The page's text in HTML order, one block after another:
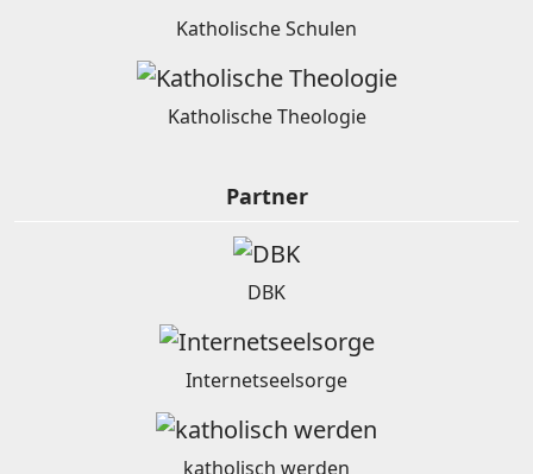
Katholische Schulen
Katholische Theologie
Partner
DBK
Internetseelsorge
katholisch werden